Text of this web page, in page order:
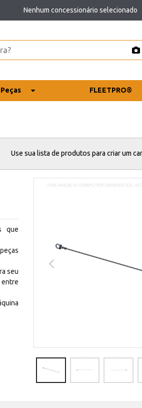
Nenhum concessionário selecionado
FLEETPRO®
Use sua lista de produtos para criar um
que
seu